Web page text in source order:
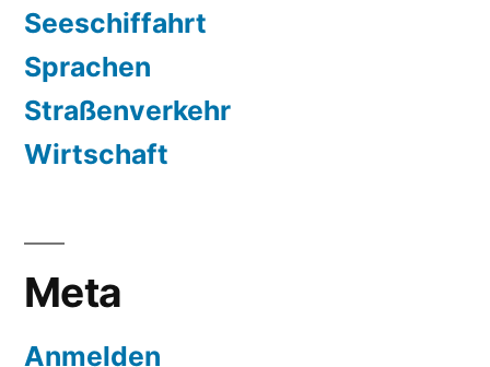
Seeschiffahrt
Sprachen
Straßenverkehr
Wirtschaft
Meta
Anmelden